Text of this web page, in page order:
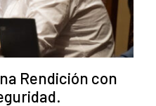
Rendición con